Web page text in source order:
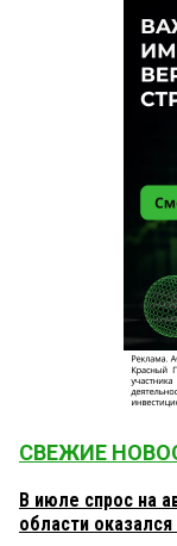
СВЕЖИЕ
В июле спрос на
области